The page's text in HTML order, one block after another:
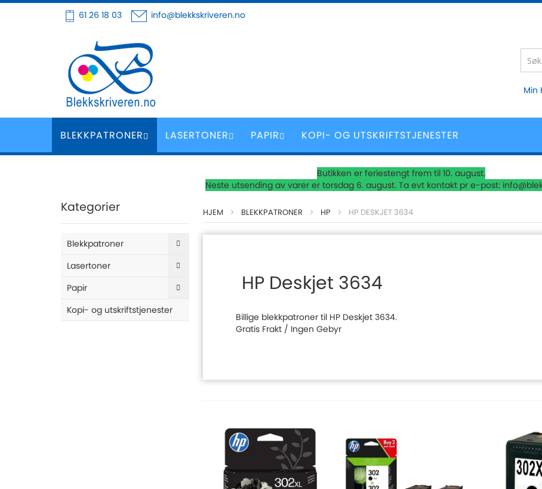
Hoppe
innhold
61 26 18 03 info@blekkskriveren.no
Min
BLEKKPATRONER LASERTONER PAPIR KOPI- OG UTSKRIFTSTJENESTER
Butikken er feriestengt frem til 10. august.
Neste utsending av varer er torsdag 6. august. Ta evt kontakt pr e-post:
HJEM BLEKKPATRONER HP HP DESKJET 3634
HP Deskjet 3634
Billige blekkpatroner til HP Deskjet 3634.
Gratis Frakt / Ingen Gebyr
Kategorier
Blekkpatroner
Lasertoner
Papir
Kopi- og utskriftstjenester